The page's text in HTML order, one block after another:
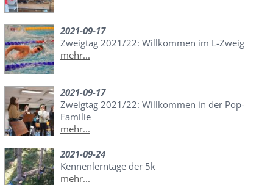
2021-09-17
Zweigtag 2021/22: Willkommen im L-Zweig
mehr...
2021-09-17
Zweigtag 2021/22: Willkommen in der Pop-
Familie
mehr...
2021-09-24
Kennenlerntage der 5k
mehr...